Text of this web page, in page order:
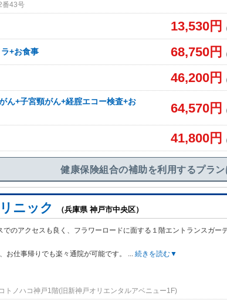
番43号
13,530円
+お食事 68,750円
46,200円
ん+子宮頸がん+経腟エコー検査+お
64,570円
41,800円
健康保険組合の補助を利用するプラン
ニック （兵庫県 神戸市中央区）
でのアクセスも良く、フラワーロードに面する１階エントランスガー
お仕事帰りでも楽々通院が可能です。 ... 続きを読む▼
トノハコ神戸1階(旧新神戸オリエンタルアベニュー1F)